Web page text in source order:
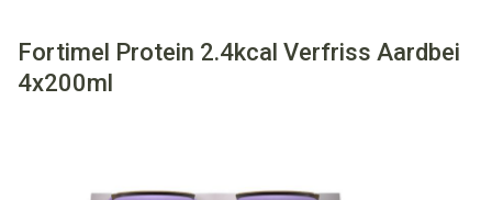
Fortimel Protein 2.4kcal Verfriss Aardbei
4x200ml